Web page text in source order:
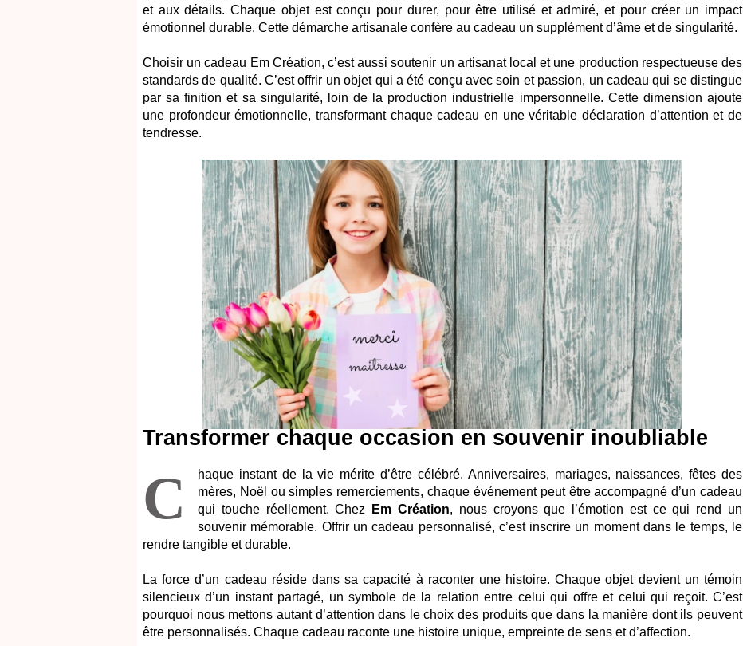
et aux détails. Chaque objet est conçu pour durer, pour être utilisé et admiré, et pour créer un impact
émotionnel durable. Cette démarche artisanale confère au cadeau un supplément d’âme et de singularité.
Choisir un cadeau Em Création, c’est aussi soutenir un artisanat local et une production respectueuse des
standards de qualité. C’est offrir un objet qui a été conçu avec soin et passion, un cadeau qui se distingue
par sa finition et sa singularité, loin de la production industrielle impersonnelle. Cette dimension ajoute
une profondeur émotionnelle, transformant chaque cadeau en une véritable déclaration d’attention et de
tendresse.
Transformer chaque occasion en souvenir inoubliable
C
haque instant de la vie mérite d’être célébré. Anniversaires, mariages, naissances, fêtes des
mères, Noël ou simples remerciements, chaque événement peut être accompagné d’un cadeau
qui touche réellement. Chez
Em Création, nous croyons que l’émotion est ce qui rend un
souvenir mémorable. Offrir un cadeau personnalisé, c’est inscrire un moment dans le temps, le
rendre tangible et durable.
La force d’un cadeau réside dans sa capacité à raconter une histoire. Chaque objet devient un témoin
silencieux d’un instant partagé, un symbole de la relation entre celui qui offre et celui qui reçoit. C’est
pourquoi nous mettons autant d’attention dans le choix des produits que dans la manière dont ils peuvent
être personnalisés. Chaque cadeau raconte une histoire unique, empreinte de sens et d’affection.